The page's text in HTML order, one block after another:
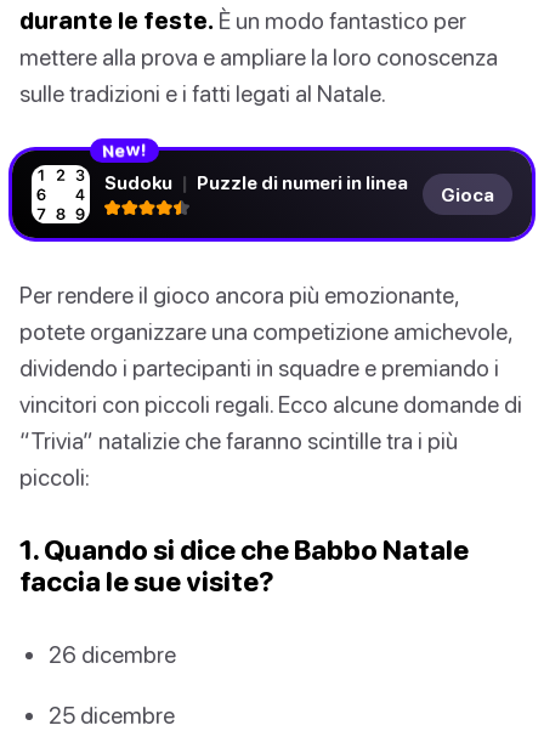
durante le feste. È un modo fantastico per
mettere alla prova e ampliare la loro conoscenza
sulle tradizioni e i fatti legati al Natale.
New!
Sudoku | Puzzle di numeri in linea
Gioca
Per rendere il gioco ancora più emozionante,
potete organizzare una competizione amichevole,
dividendo i partecipanti in squadre e premiando i
vincitori con piccoli regali. Ecco alcune domande di
“Trivia” natalizie che faranno scintille tra i più
piccoli:
1. Quando si dice che Babbo Natale
faccia le sue visite?
26 dicembre
25 dicembre